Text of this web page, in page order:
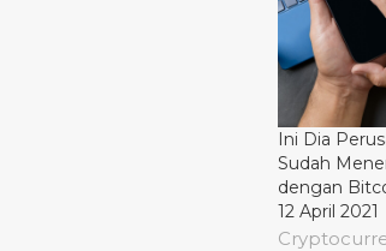
Ini Dia
Sudah
dengan
12 April 2021